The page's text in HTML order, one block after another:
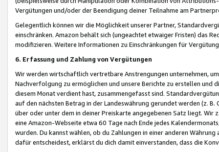
Vergütungen und/oder der Beendigung deiner Teilnahme am
Gelegentlich können wir die Möglichkeit unserer Partner,
einschränken. Amazon behält sich (ungeachtet etwaiger Fristen) das
modifizieren. Weitere Informationen zu Einschränkungen für
6. Erfassung und Zahlung von Vergütungen
Wir werden wirtschaftlich vertretbare Anstrengungen unternehmen,
Nachverfolgung zu ermöglichen und unsere Berichte zu erstellen und
diesem Monat verdient hast, zusammengefasst sind.
auf den nächsten Betrag in der Landeswährung gerundet werden (z.
über oder unter dem in deiner Preiskarte angegebenen Satz liegt.
eine Amazon-Webseite etwa 60 Tage nach Ende jedes
wurden. Du kannst wählen, ob du Zahlungen in einer anderen
dafür entscheidest, erklärst du dich damit einverstanden, dass die